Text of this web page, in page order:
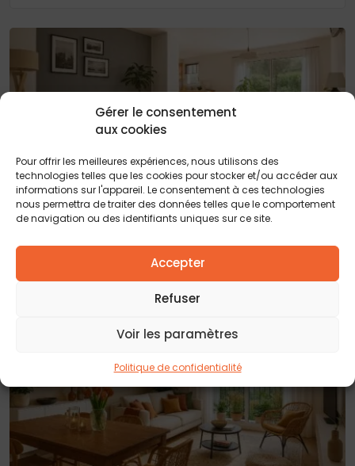
Gérer le consentement
aux cookies
Pour offrir les meilleures expériences, nous utilisons des
technologies telles que les cookies pour stocker et/ou accéder aux
informations sur l'appareil. Le consentement à ces technologies
nous permettra de traiter des données telles que le comportement
de navigation ou des identifiants uniques sur ce site.
Accepter
Refuser
Voir les paramètres
Politique de confidentialité
Maison + terrain Saint-léon (31)- 780m²
CONSTRUCTION HORIZONTALE, vous propose ce projet
255 000 €